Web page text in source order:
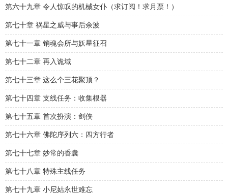
第六十九章 令人惊叹的机械女仆（求订阅！求月票！）
第七十章 祸星之威与事后余波
第七十一章 销魂会所与妖星征召
第七十二章 再入诡域
第七十三章 这么个三花聚顶？
第七十四章 支线任务：收集根器
第七十五章 首次扮演：剑侠
第七十六章 佛陀序列六：四方行者
第七十七章 妙常的香囊
第七十八章 特殊主线任务
第七十九章 小尼姑永世难忘